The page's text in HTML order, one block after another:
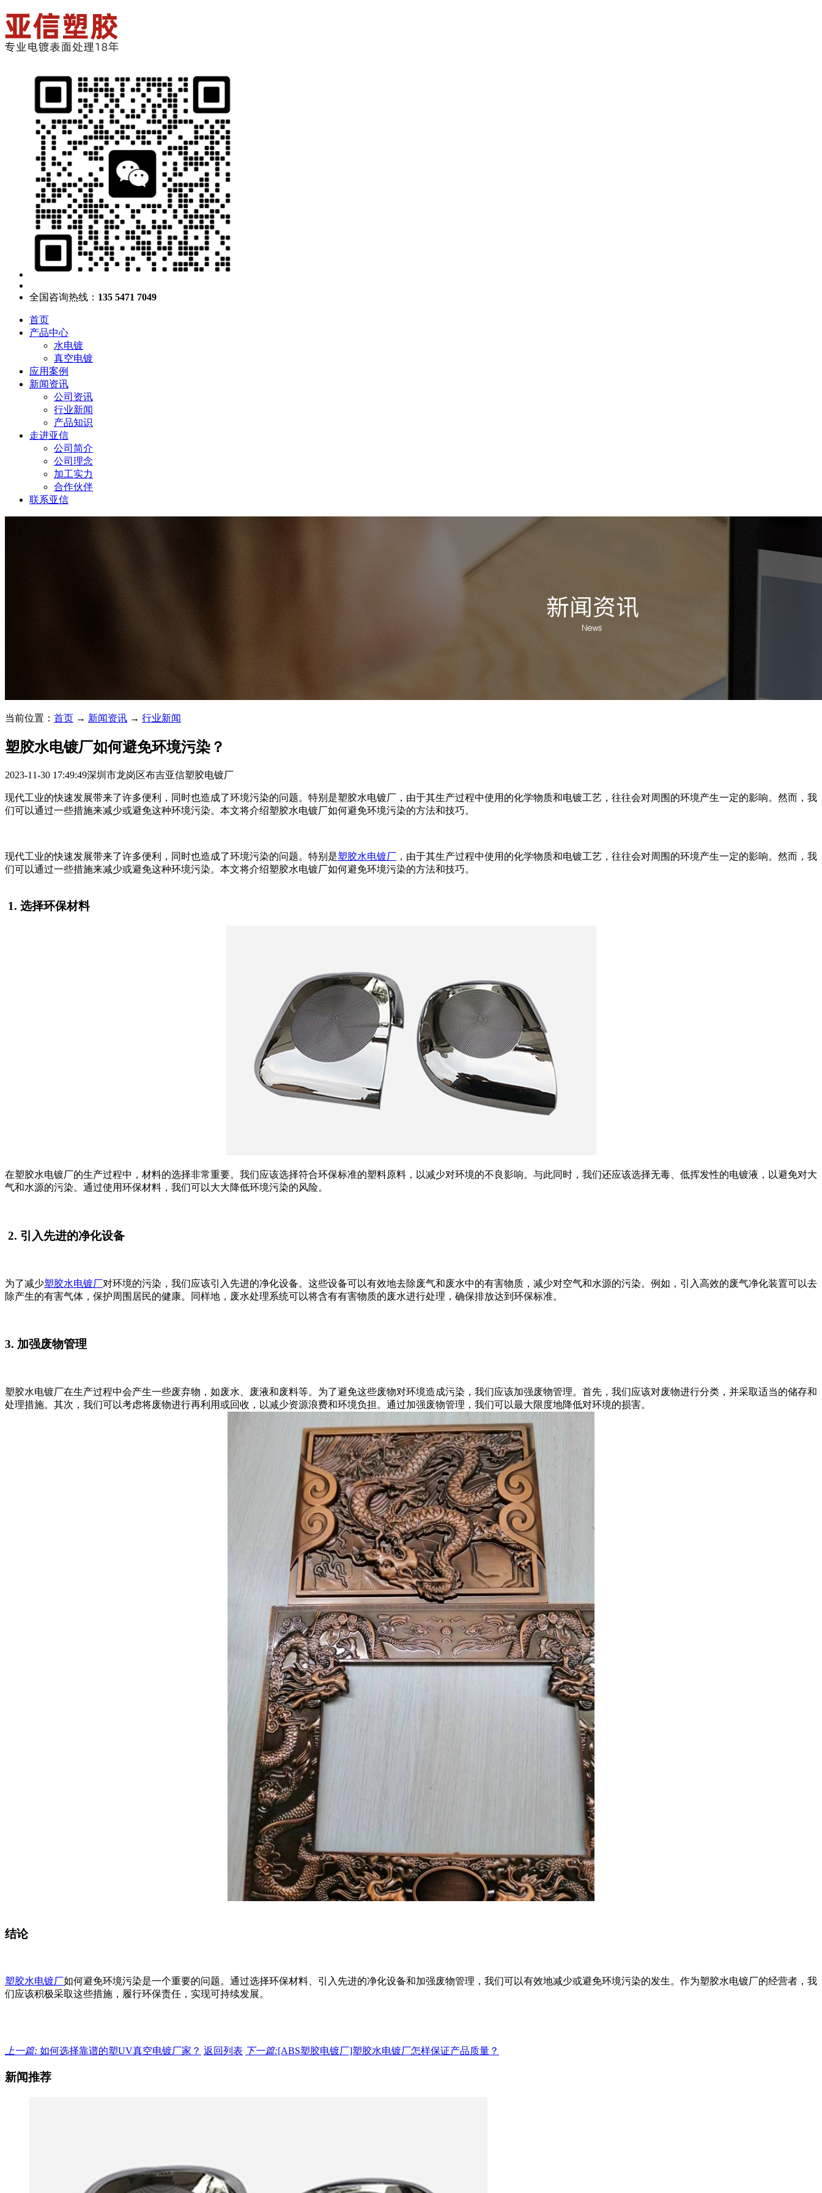
全国咨询热线： 135 5471 7049
首页
产品中心
水电镀
真空电镀
应用案例
新闻资讯
公司资讯
行业新闻
产品知识
走进亚信
公司简介
公司理念
加工实力
合作伙伴
联系亚信
当前位置： 首页 → 新闻资讯 → 行业新闻
塑胶水电镀厂如何避免环境污染？
2023-11-30 17:49:49深圳市龙岗区布吉亚信塑胶电镀厂
现代工业的快速发展带来了许多便利，同时也造成了环境污染的问题。特别是塑胶水电镀厂，由于其生产过程中使用的化学物质和电镀工艺，往往会对周围的环境产生一定的影响。然而，我
们可以通过一些措施来减少或避免这种环境污染。本文将介绍塑胶水电镀厂如何避免环境污染的方法和技巧。
现代工业的快速发展带来了许多便利，同时也造成了环境污染的问题。特别是塑胶水电镀厂 ，由于其生产过程中使用的化学物质和电镀工艺，往往会对周围的环境产生一定的影响。然而，我
们可以通过一些措施来减少或避免这种环境污染。本文将介绍塑胶水电镀厂如何避免环境污染的方法和技巧。
1. 选择环保材料
在塑胶水电镀厂的生产过程中，材料的选择非常重要。我们应该选择符合环保标准的塑料原料，以减少对环境的不良影响。与此同时，我们还应该选择无毒、低挥发性的电镀液，以避免对大
气和水源的污染。通过使用环保材料，我们可以大大降低环境污染的风险。
2. 引入先进的净化设备
为了减少塑胶水电镀厂对环境的污染，我们应该引入先进的净化设备。这些设备可以有效地去除废气和废水中的有害物质，减少对空气和水源的污染。例如，引入高效的废气净化装置可以去
除产生的有害气体，保护周围居民的健康。同样地，废水处理系统可以将含有有害物质的废水进行处理，确保排放达到环保标准。
3. 加强废物管理
塑胶水电镀厂在生产过程中会产生一些废弃物，如废水、废液和废料等。为了避免这些废物对环境造成污染，我们应该加强废物管理。首先，我们应该对废物进行分类，并采取适当的储存和
处理措施。其次，我们可以考虑将废物进行再利用或回收，以减少资源浪费和环境负担。通过加强废物管理，我们可以最大限度地降低对环境的损害。
结论
塑胶水电镀厂如何避免环境污染是一个重要的问题。通过选择环保材料、引入先进的净化设备和加强废物管理，我们可以有效地减少或避免环境污染的发生。作为塑胶水电镀厂的经营者，我
们应该积极采取这些措施，履行环保责任，实现可持续发展。
上一篇: 如何选择靠谱的塑UV真空电镀厂家？ 返回列表 下一篇:[ABS塑胶电镀厂]塑胶水电镀厂怎样保证产品质量？
新闻推荐